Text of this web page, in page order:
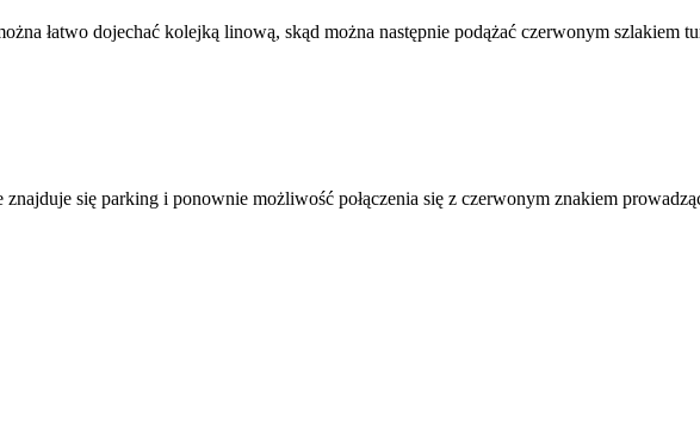
łatwo dojechać kolejką linową, skąd można następnie podążać czerwonym szlakiem
się parking i ponownie możliwość połączenia się z czerwonym znakiem